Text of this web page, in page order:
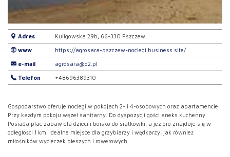
Adres Kuligowska 29b, 66-330 Pszczew
www https://agrosara-pszczew-noclegi.business.site/
e-mail agrosara@o2.pl
Telefon +48696389310
Gospodarstwo oferuje noclegi w pokojach 2- i 4-osobowych oraz apartamencie.
Przy każdym pokoju węzeł sanitarny. Do dyspozycji gości aneks kuchenny.
Posiada plac zabaw dla dzieci i boisko do siatkówki, a jezioro znajduje się w
odległości 1 km. Idealne miejsce dla grzybiarzy i wędkarzy, jak również
miłośników wycieczek pieszych i rowerowych.